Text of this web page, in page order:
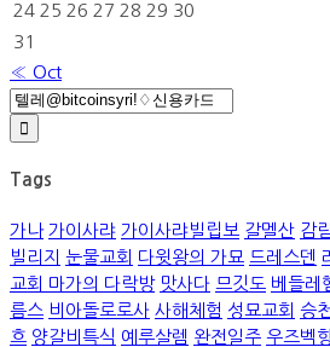
24 25 26 27 28 29 30
31
« Oct
Search
for:
Tags
가나 가이사랴 가이사랴빌립보 갈멜산 감
빌리지 눈물교회 다윗왕의 가묘 드레스덴
교회 마가의 다락방 맛사다 므깃도 베들레
름스 비아돌로로사 사해체험 성묘교회 승
흐 양갈비특식 예루살렘 완전일주 우즈벡